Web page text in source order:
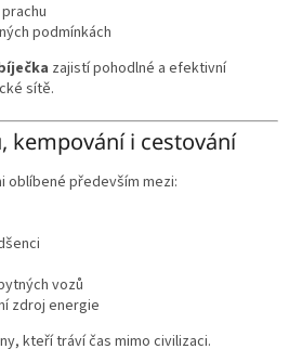
podmínkách
zajistí pohodlné a efektivní
sítě.
kempování i cestování
oblíbené především mezi:
vozů
zdroj energie
kteří tráví čas mimo civilizaci.